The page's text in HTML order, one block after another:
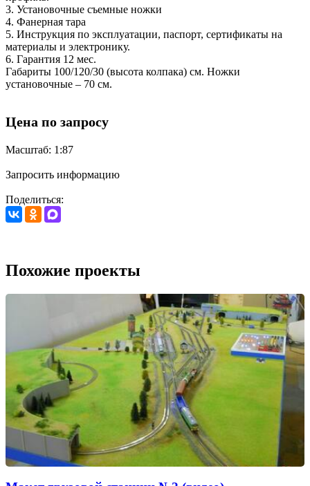
3. Установочные съемные ножки
4. Фанерная тара
5. Инструкция по эксплуатации, паспорт, сертификаты на
материалы и электронику.
6. Гарантия 12 мес.
Габариты 100/120/30 (высота колпака) см. Ножки
установочные – 70 см.
Цена по запросу
Масштаб: 1:87
Запросить информацию
Поделиться:
Похожие проекты